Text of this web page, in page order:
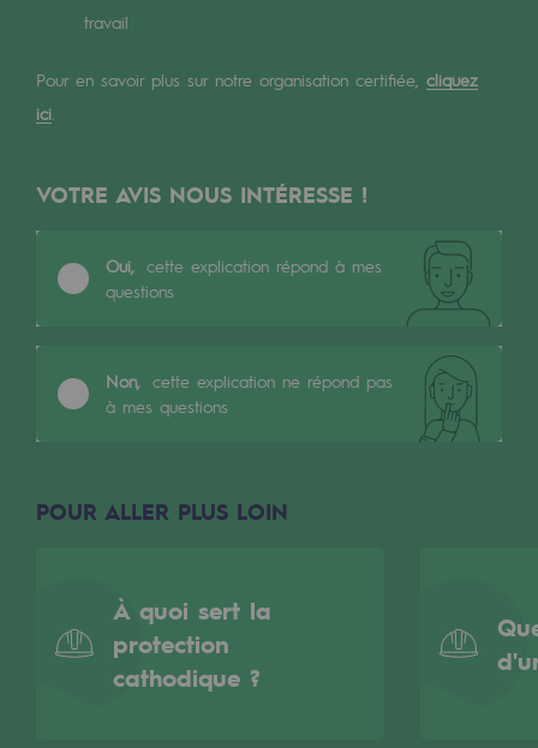
Indicateurs
Les énergies d'avenir
Notre vision
Gaz renouvelables et procédés durables
Gaz renouvelables et procédés
Pyrogazéification et gazéification
Captage de CO2
Concertations CH4, H2 et CO2
Espace pédagogique
travail
Pour en savoir plus sur notre organisation certifiée, cliquez
ici
VOTRE AVIS NOUS INTÉRESSE !
Oui, cette explication répond à mes
questions
Non, cette explication ne répond pas
à mes questions
POUR ALLER PLUS LOIN
À quoi sert la
protection
cathodique ?